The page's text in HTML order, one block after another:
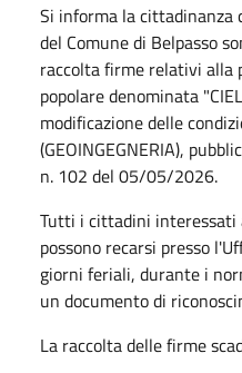
Si informa la cittadinanza
del Comune di Belpasso
raccolta firme relativi alla
popolare denominata
modificazione delle
(GEOINGEGNERIA),
n. 102 del 05/05/2026.
Tutti i cittadini interessati
possono recarsi presso
giorni feriali, durante i
un documento di
La raccolta delle firme